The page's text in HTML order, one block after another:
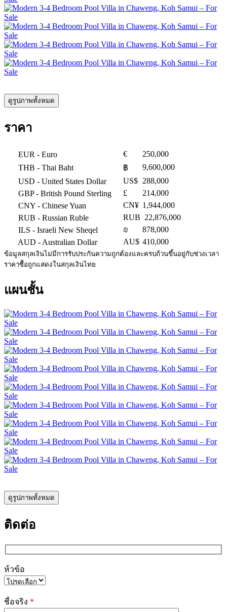
ดูรูปภาพทั้งหมด
ราคา
EUR - Euro €
250,000
THB - Thai Baht ฿
9,600,000
USD - United States Dollar US$ 288,000
GBP- British Pound Sterling £
214,000
CNY - Chinese Yuan CN¥ 1,944,000
RUB - Russian Ruble RUB 22,876,000
ILS - Israeli New Sheqel ₪
878,000
AUD - Australian Dollar AU$ 410,000
ข้อมูลสกุลเงินไม่มีการรับประกันความถูกต้องและครบถ้วนขึ้นอยู่กับช่วงเวลา
ราคาซื้อถูกแสดงในสกุลเงินไทย
แผนชั้น
ดูรูปภาพทั้งหมด
ติดต่อ
ห้วข้อ
leave
this
ชื่อจริง *